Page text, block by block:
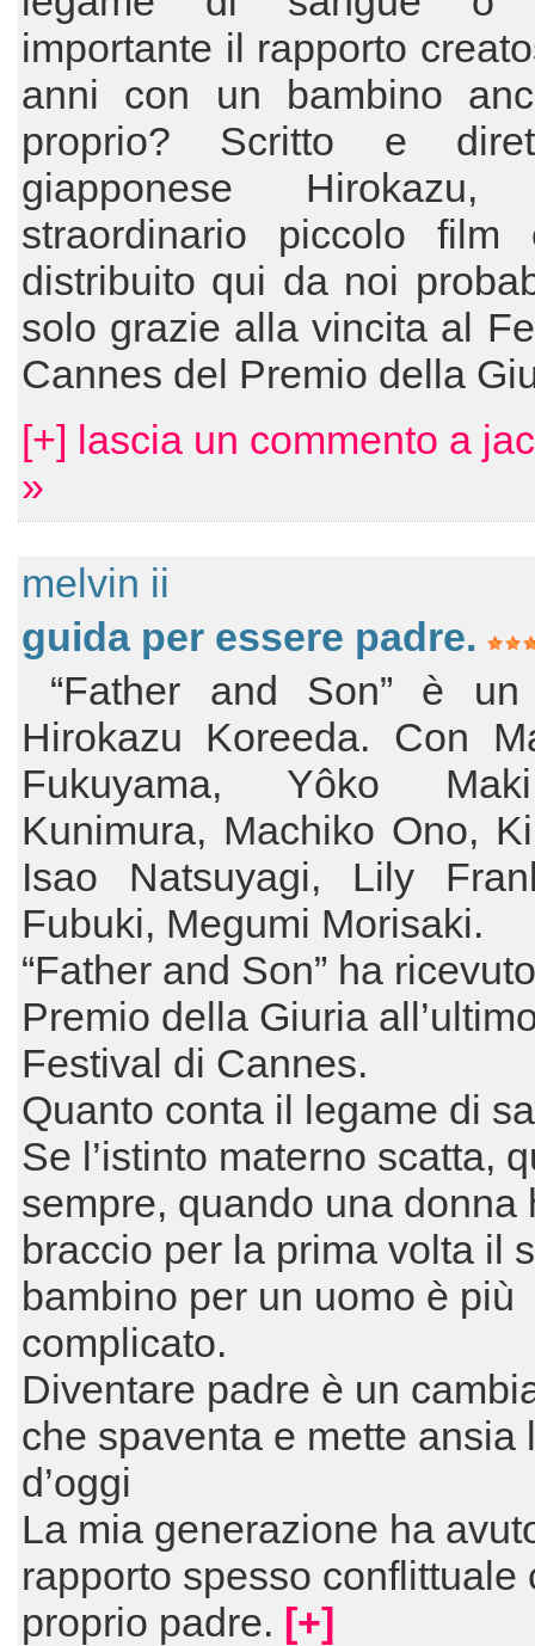
importante il rapporto
anni con un bambino
proprio? Scritto e
giapponese Hirokazu,
straordinario piccolo film
distribuito qui da noi
solo grazie alla vincita al
Cannes del Premio della
[+] lascia un commento a
»
melvin ii
guida per essere padre.
“Father and Son” è
Hirokazu Koreeda. Con
Fukuyama, Yôko
Kunimura, Machiko Ono,
Isao Natsuyagi, Lily
Fubuki, Megumi Morisaki.
“Father and Son” ha
Premio della Giuria
Festival di Cannes.
Quanto conta il legame di
Se l’istinto materno scatta,
sempre, quando una donna
braccio per la prima volta il
bambino per un uomo è più
complicato.
Diventare padre è un
che spaventa e mette ansia
d’oggi
La mia generazione ha
rapporto spesso conflittuale
proprio padre. [+]